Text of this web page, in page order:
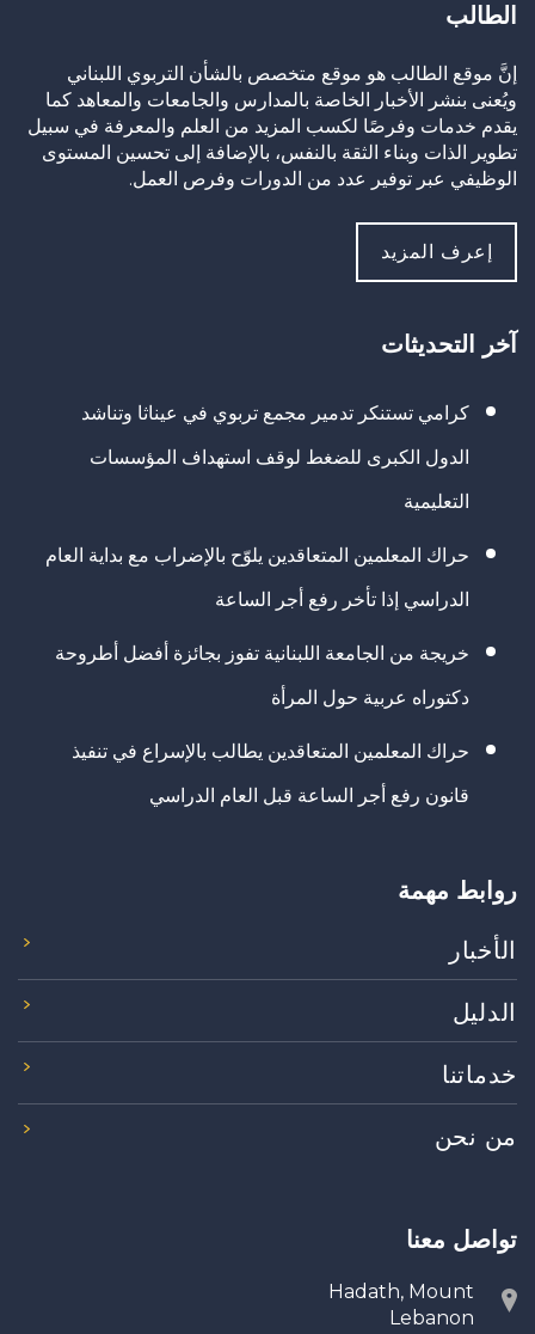
الطالب
إنَّ موقع الطالب هو موقع متخصص بالشأن التربوي اللبناني
ويُعنى بنشر الأخبار الخاصة بالمدارس والجامعات والمعاهد كما
يقدم خدمات وفرصًا لكسب المزيد من العلم والمعرفة في سبيل
تطوير الذات وبناء الثقة بالنفس، بالإضافة إلى تحسين المستوى
الوظيفي عبر توفير عدد من الدورات وفرص العمل.
إعرف المزيد
آخر التحديثات
كرامي تستنكر تدمير مجمع تربوي في عيناثا وتناشد
الدول الكبرى للضغط لوقف استهداف المؤسسات
التعليمية
حراك المعلمين المتعاقدين يلوّح بالإضراب مع بداية العام
الدراسي إذا تأخر رفع أجر الساعة
خريجة من الجامعة اللبنانية تفوز بجائزة أفضل أطروحة
دكتوراه عربية حول المرأة
حراك المعلمين المتعاقدين يطالب بالإسراع في تنفيذ
قانون رفع أجر الساعة قبل العام الدراسي
روابط مهمة
الأخبار
الدليل
خدماتنا
من نحن
تواصل معنا
Hadath, Mount
Lebanon